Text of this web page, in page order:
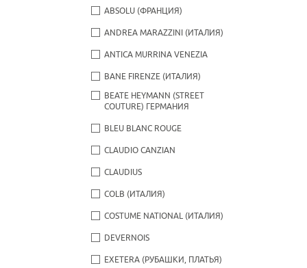
ABSOLU (ФРАНЦИЯ)
ANDREA MARAZZINI (ИТАЛИЯ)
ANTICA MURRINA VENEZIA
BANE FIRENZE (ИТАЛИЯ)
BEATE НEYMANN (STREET
COUTURE) ГЕРМАНИЯ
BLEU BLANC ROUGE
CLAUDIO CANZIAN
CLAUDIUS
COLB (ИТАЛИЯ)
COSTUME NATIONAL (ИТАЛИЯ)
DEVERNOIS
EXETERA (РУБАШКИ, ПЛАТЬЯ)